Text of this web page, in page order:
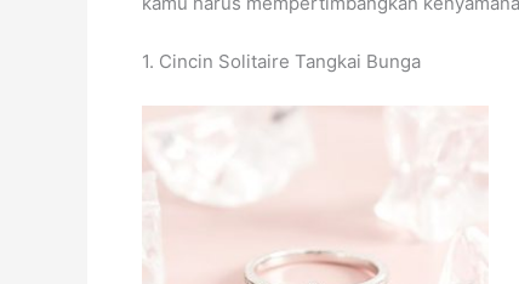
1. Cincin Solitaire Tangkai Bunga